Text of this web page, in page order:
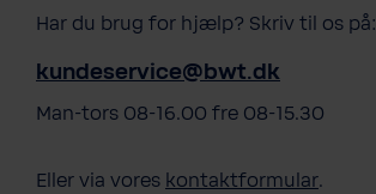
Har du brug for hjælp? Skriv til os på:
kundeservice@bwt.dk
Man-tors 08-16.00 fre 08-15.30
Eller via vores kontaktformular.